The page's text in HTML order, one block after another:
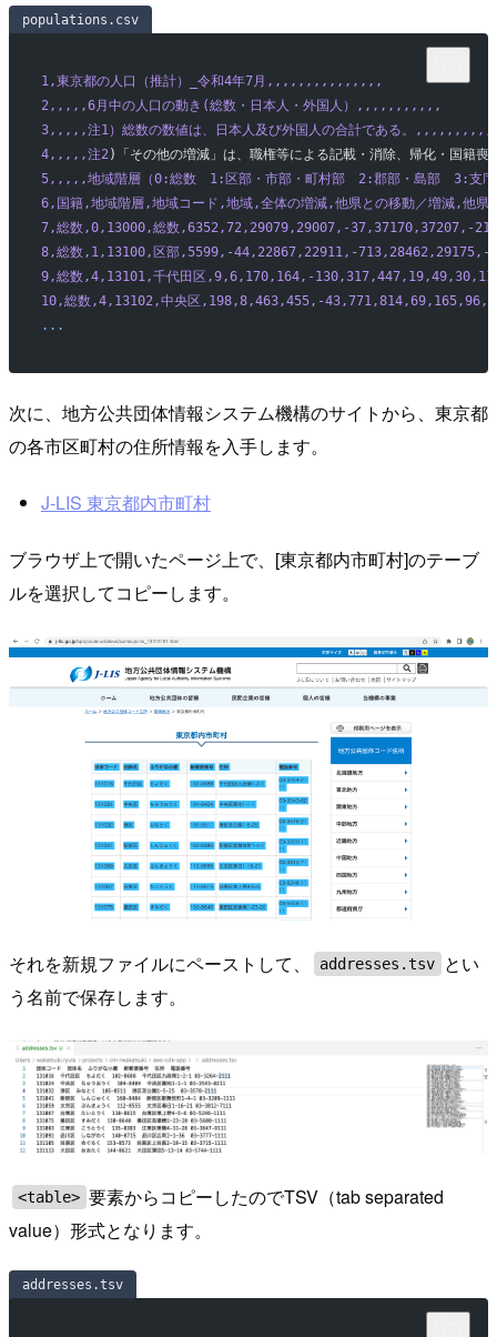
populations.csv
1,東京都の人口（推計）_令和4年7月,,,,,,,,,,,,,,,
2,,,,,6月中の人口の動き(総数・日本人・外国人）,,,,,,,,,,,
3,,,,,注1）総数の数値は、日本人及び外国人の合計である。
4,,,,,注2)「その他の増減」は、職権等による記載・消除、帰化・
5,,,,,地域階層（0:総数　1:区部・市部・町村部　2:郡部・島部　
6,国籍,地域階層,地域コード,地域,全体の増減,他県との移動／増減,他県
7,総数,0,13000,総数,6352,72,29079,29007,-37,37170,37207,-
8,総数,1,13100,区部,5599,-44,22867,22911,-713,28462,29175,-
9,総数,4,13101,千代田区,9,6,170,164,-
10,総数,4,13102,中央区,198,8,463,455,-
...
次に、地方公共団体情報システム機構のサイトから、東京都
の各市区町村の住所情報を入手します。
J-LIS 東京都内市町村
ブラウザ上で開いたページ上で、[東京都内市町村]のテーブ
ルを選択してコピーします。
それを新規ファイルにペーストして、 addresses.tsv
とい
う名前で保存します。
<table> 要素からコピーしたのでTSV（tab separated
value）形式となります。
addresses.tsv